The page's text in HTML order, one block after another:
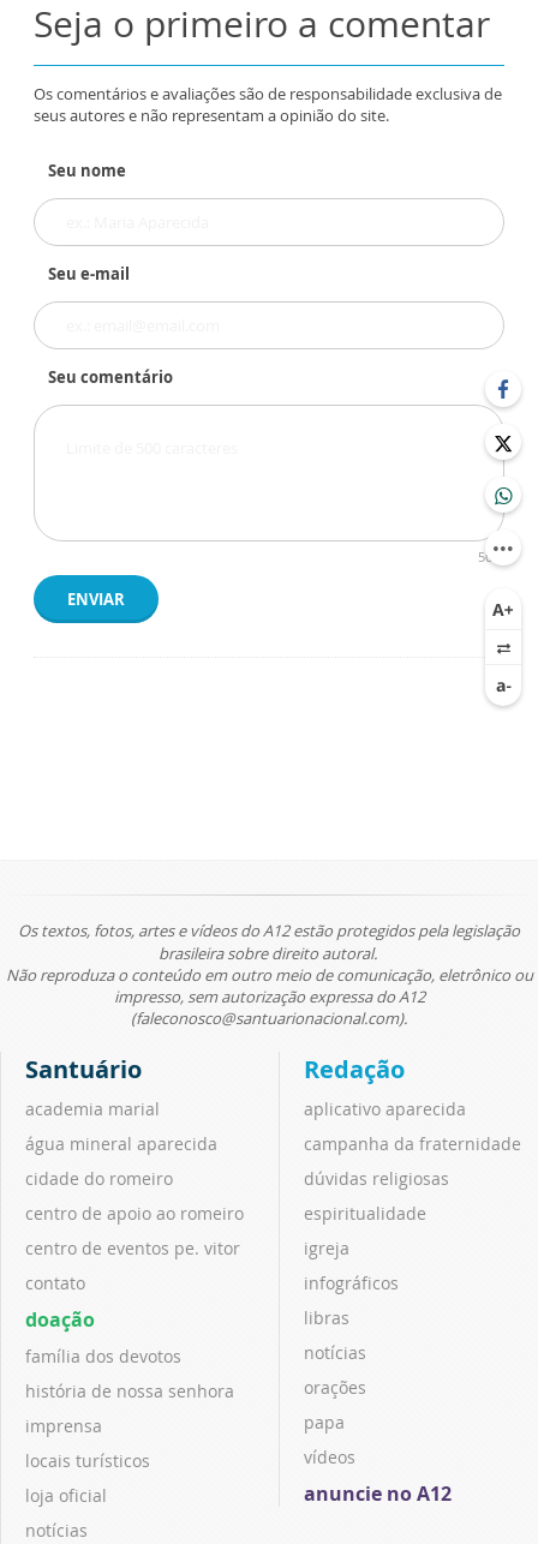
Seja o primeiro a comentar
Os comentários e avaliações são de responsabilidade exclusiva de
seus autores e não representam a opinião do site.
Seu nome
Seu e-mail
Seu comentário
500
ENVIAR
Os textos, fotos, artes e vídeos do A12 estão protegidos pela legislação
brasileira sobre direito autoral.
Não reproduza o conteúdo em outro meio de comunicação, eletrônico ou
impresso, sem autorização expressa do A12
(faleconosco@santuarionacional.com).
Santuário
academia marial
água mineral aparecida
cidade do romeiro
centro de apoio ao romeiro
centro de eventos pe. vitor
contato
doação
família dos devotos
história de nossa senhora
imprensa
locais turísticos
loja oficial
notícias
Redação
aplicativo aparecida
campanha da fraternidade
dúvidas religiosas
espiritualidade
igreja
infográficos
libras
notícias
orações
papa
vídeos
anuncie no A12